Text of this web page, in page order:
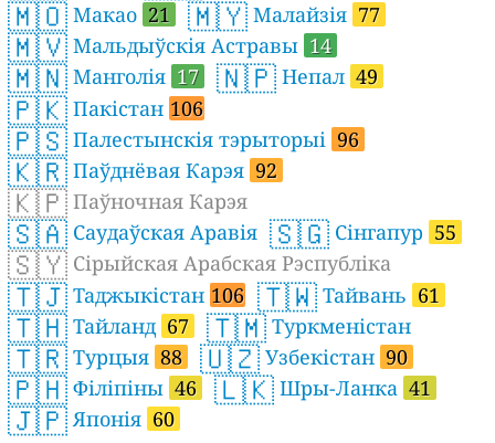
🇲🇴 Макао 21 🇲🇾 Малайзія 77
🇲🇻 Мальдыўскія Астравы 14
🇲🇳 Манголія 17 🇳🇵 Непал 49
🇵🇰 Пакістан 106
🇵🇸 Палестынскія тэрыторыі 96
🇰🇷 Паўднёвая Карэя 92
🇰🇵 Паўночная Карэя
🇸🇦 Саудаўская Аравія 🇸🇬 Сінгапур 55
🇸🇾 Сірыйская Арабская Рэспубліка
🇹🇯 Таджыкістан 106 🇹🇼 Тайвань 61
🇹🇭 Тайланд 67 🇹🇲 Туркменістан
🇹🇷 Турцыя 88 🇺🇿 Узбекістан 90
🇵🇭 Філіпіны 46 🇱🇰 Шры-Ланка 41
🇯🇵Японія 60